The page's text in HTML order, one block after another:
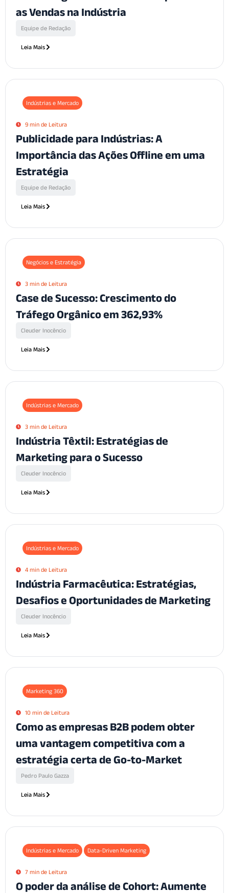
as Vendas na Indústria
Equipe de Redação
Leia Mais
Indústrias e Mercado
9 min de Leitura
Publicidade para Indústrias: A
Importância das Ações Offline em uma
Estratégia
Equipe de Redação
Leia Mais
Negócios e Estratégia
3 min de Leitura
Case de Sucesso: Crescimento do
Tráfego Orgânico em 362,93%
Cleuder Inocêncio
Leia Mais
Indústrias e Mercado
3 min de Leitura
Indústria Têxtil: Estratégias de
Marketing para o Sucesso
Cleuder Inocêncio
Leia Mais
Indústrias e Mercado
4 min de Leitura
Indústria Farmacêutica: Estratégias,
Desafios e Oportunidades de Marketing
Cleuder Inocêncio
Leia Mais
Marketing 360
10 min de Leitura
Como as empresas B2B podem obter
uma vantagem competitiva com a
estratégia certa de Go-to-Market
Pedro Paulo Gazza
Leia Mais
Indústrias e Mercado Data-Driven Marketing
7 min de Leitura
O poder da análise de Cohort: Aumente